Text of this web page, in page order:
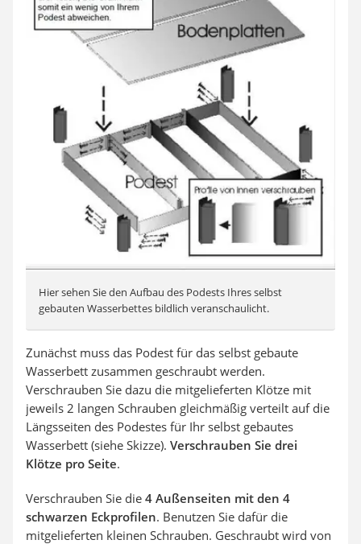
Hier sehen Sie den Aufbau des Podests Ihres selbst
gebauten Wasserbettes bildlich veranschaulicht.
Zunächst muss das Podest für das selbst gebaute
Wasserbett zusammen geschraubt werden.
Verschrauben Sie dazu die mitgelieferten Klötze mit
jeweils 2 langen Schrauben gleichmäßig verteilt auf die
Längsseiten des Podestes für Ihr selbst gebautes
Wasserbett (siehe Skizze). Verschrauben Sie drei
Klötze pro Seite.
Verschrauben Sie die 4 Außenseiten mit den 4
schwarzen Eckprofilen. Benutzen Sie dafür die
mitgelieferten kleinen Schrauben. Geschraubt wird von